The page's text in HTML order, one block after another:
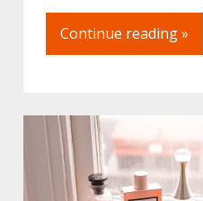
Continue reading »